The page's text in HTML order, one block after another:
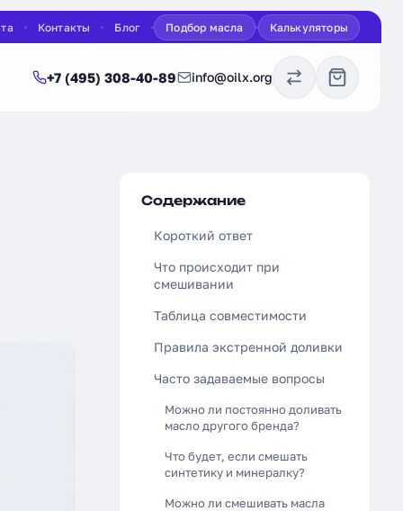
Контакты Блог Подбор масла Калькуляторы
+7 (495) 308-40-89 info@oilx.org
Содержание
Короткий ответ
Что происходит при
смешивании
Таблица совместимости
Правила экстренной доливки
Часто задаваемые вопросы
Можно ли постоянно доливать
масло другого бренда?
Что будет, если смешать
синтетику и минералку?
Можно ли смешивать масла